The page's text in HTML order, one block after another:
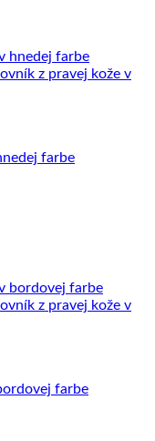
farbe
farbe